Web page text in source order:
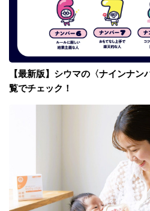
【最新版】シウマの〈ナインナ
覧でチェック！